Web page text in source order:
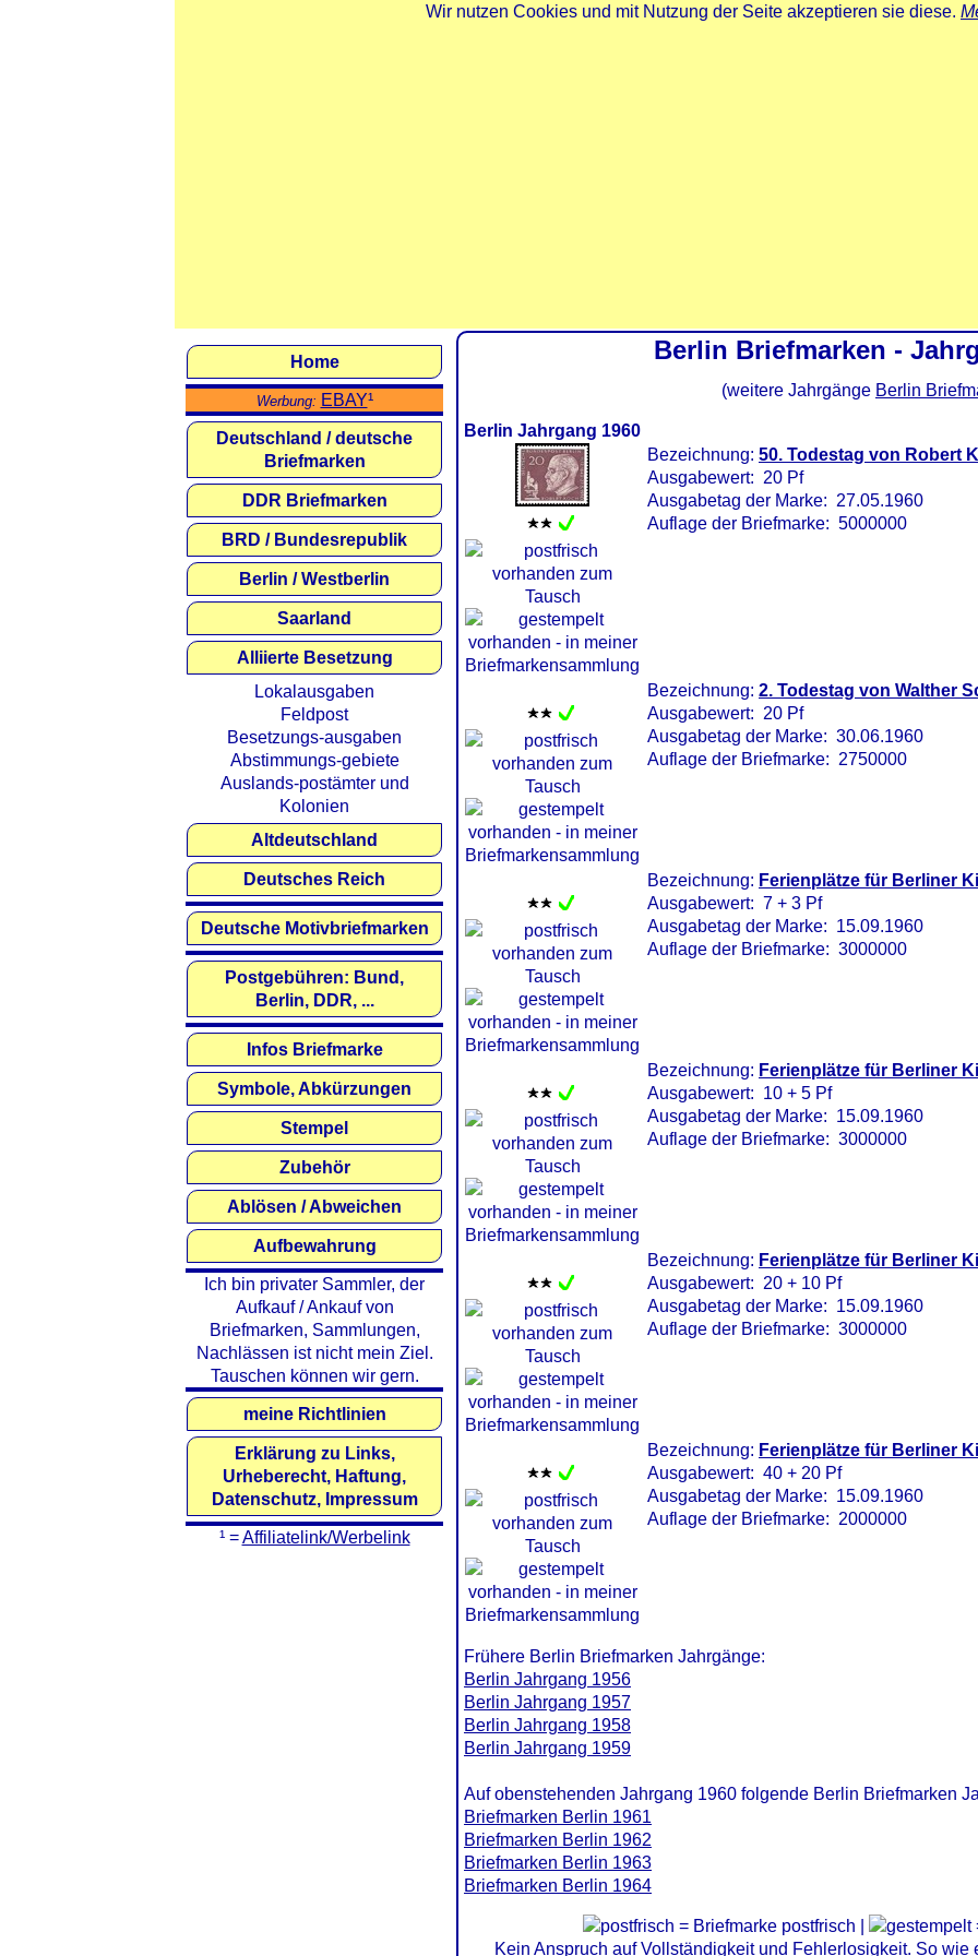
Wir nutzen Cookies und mit Nutzung der Seite akzeptieren sie diese.
Berlin Briefmarken -
(weitere Jahrgänge Berlin
Berlin Jahrgang 1960
Bezeichnung: 50. Todestag von Robert
Ausgabewert: 20 Pf
Ausgabetag der Marke: 27.05.1960
Auflage der Briefmarke: 5000000
Bezeichnung: 2. Todestag von Walther
Ausgabewert: 20 Pf
Ausgabetag der Marke: 30.06.1960
Auflage der Briefmarke: 2750000
Bezeichnung: Ferienplätze für Berliner
Ausgabewert: 7 + 3 Pf
Ausgabetag der Marke: 15.09.1960
Auflage der Briefmarke: 3000000
Bezeichnung: Ferienplätze für Berliner
Ausgabewert: 10 + 5 Pf
Ausgabetag der Marke: 15.09.1960
Auflage der Briefmarke: 3000000
Bezeichnung: Ferienplätze für Berliner
Ausgabewert: 20 + 10 Pf
Ausgabetag der Marke: 15.09.1960
Auflage der Briefmarke: 3000000
Bezeichnung: Ferienplätze für Berliner
Ausgabewert: 40 + 20 Pf
Ausgabetag der Marke: 15.09.1960
Auflage der Briefmarke: 2000000
Frühere Berlin Briefmarken Jahrgänge:
Berlin Jahrgang 1956
Berlin Jahrgang 1957
Berlin Jahrgang 1958
Berlin Jahrgang 1959
Auf obenstehenden Jahrgang 1960 folgende Berlin Briefmarken
Briefmarken Berlin 1961
Briefmarken Berlin 1962
Briefmarken Berlin 1963
Briefmarken Berlin 1964
= Briefmarke postfrisch |
Kein Anspruch auf Vollständigkeit und Fehlerlosigkeit. So
Home
Werbung: EBAY¹
Deutschland / deutsche
Briefmarken
DDR Briefmarken
BRD / Bundesrepublik
Berlin / Westberlin
Saarland
Alliierte Besetzung
Lokalausgaben
Feldpost
Besetzungs-ausgaben
Abstimmungs-gebiete
Auslands-postämter und
Kolonien
Altdeutschland
Deutsches Reich
Deutsche Motivbriefmarken
Postgebühren: Bund,
Berlin, DDR, ...
Infos Briefmarke
Symbole, Abkürzungen
Stempel
Zubehör
Ablösen / Abweichen
Aufbewahrung
Ich bin privater Sammler, der
Aufkauf / Ankauf von
Briefmarken, Sammlungen,
Nachlässen ist nicht mein Ziel.
Tauschen können wir gern.
meine Richtlinien
Erklärung zu Links,
Urheberecht, Haftung,
Datenschutz, Impressum
¹ =Affiliatelink/Werbelink